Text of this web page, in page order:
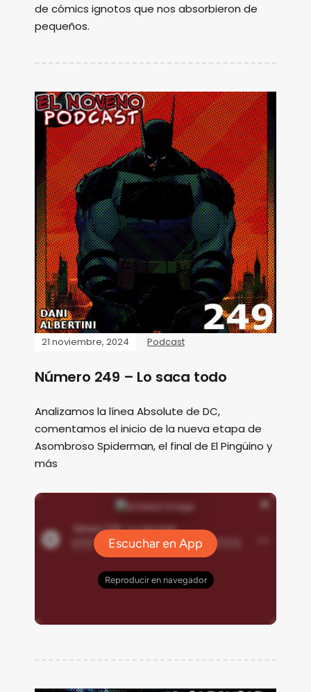
de cómics ignotos que nos absorbieron de
pequeños.
21 noviembre, 2024 Podcast
Número 249 – Lo saca todo
Analizamos la línea Absolute de DC,
comentamos el inicio de la nueva etapa de
Asombroso Spiderman, el final de El Pingüino y
más